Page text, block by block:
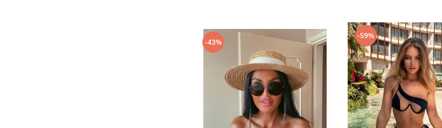
-43%
-59%